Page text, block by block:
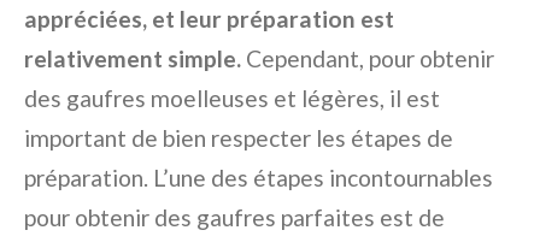
appréciées, et leur préparation est
relativement simple. Cependant, pour obtenir
des gaufres moelleuses et légères, il est
important de bien respecter les étapes de
préparation. L’une des étapes incontournables
pour obtenir des gaufres parfaites est de